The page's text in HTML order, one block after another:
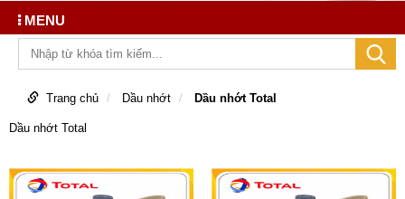
MENU
Trang chủ Dầu nhớt Dầu nhớt Total
Dầu nhớt Total